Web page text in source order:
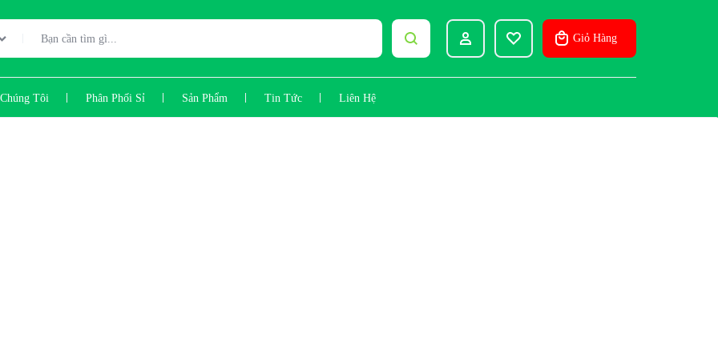
Giỏ Hàng
Tôi Phân Phối Sỉ Sản Phẩm Tin Tức Liên Hệ